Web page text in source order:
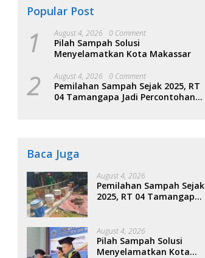
Popular Post
1 August 4, 2026 0 Comment
Pilah Sampah Solusi
Menyelamatkan Kota Makassar
2 August 4, 2026 0 Comment
Pemilahan Sampah Sejak 2025, RT
04 Tamangapa Jadi Percontohan
Baca Juga
August 4, 2026
Pemilahan Sampah Sejak
2025, RT 04 Tamangapa
Warga
August 4, 2026
Pilah Sampah Solusi
Menyelamatkan Kota